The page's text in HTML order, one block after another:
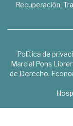
Recuperación,
Política de
Marcial Pons
de Derecho,